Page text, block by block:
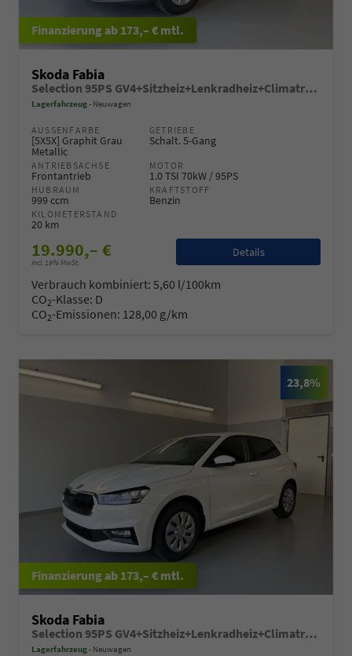
ab 173,– € mtl.
Skoda Fabia
Selection 95PS GV4+Sitzheiz+Lenkradheiz+Climatronic+Sunset+AppConnect+PDC
Lagerfahrzeug Neuwagen
AUSSENFARBE
[5X5X] Graphit Grau
Metallic
GETRIEBE
Schalt. 5-Gang
ANTRIEBSACHSE
Frontantrieb
MOTOR
1.0 TSI 70kW / 95PS
HUBRAUM
999 ccm
KRAFTSTOFF
Benzin
KILOMETERSTAND
20 km
19.990,– €
incl. 19% MwSt.
Details
Verbrauch kombiniert: 5,60 l/100km
CO2-Klasse: D
CO2-Emissionen: 128,00 g/km
23,8%
ab 173,– € mtl.
Skoda Fabia
Selection 95PS GV4+Sitzheiz+Lenkradheiz+Climatronic+Sunset+AppConnect+PDC
Lagerfahrzeug Neuwagen